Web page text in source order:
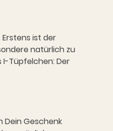
ist der
natürlich zu
I-Tüpfelchen: Der
Dein Geschenk